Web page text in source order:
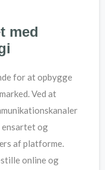
med
for at opbygge
Ved at
ensartet og
af platforme.
online og